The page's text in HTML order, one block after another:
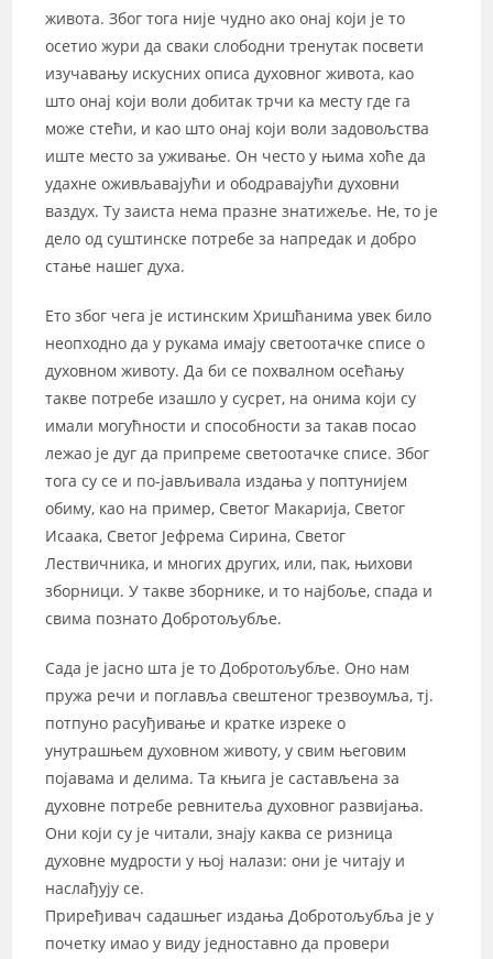
живота. Због тога није чудно ако онај који је то
осетио жури да сваки слободни тренутак посвети
изучавању искусних описа духовног живота, као
што онај који воли добитак трчи ка месту где га
може стећи, и као што онај који воли задовољства
иште место за уживање. Он често у њима хоће да
удахне оживљавајући и ободравајући духовни
ваздух. Ту заиста нема празне знатижеље. Не, то је
дело од суштинске потребе за напредак и добро
стање нашег духа.
Ето због чега је истинским Хришћанима увек било
неопходно да у рукама имају светоотачке списе о
духовном животу. Да би се похвалном осећању
такве потребе изашло у сусрет, на онима који су
имали могућности и способности за такав посао
лежао је дуг да припреме светоотачке списе. Због
тога су се и по-јављивала издања у поптунијем
обиму, као на пример, Светог Макарија, Светог
Исаака, Светог Јефрема Сирина, Светог
Лествичника, и многих других, или, пак, њихови
зборници. У такве зборнике, и то најбоље, спада и
свима познато Добротољубље.
Сада је јасно шта је то Добротољубље. Оно нам
пружа речи и поглавља свештеног трезвоумља, тј.
потпуно расуђивање и кратке изреке о
унутрашњем духовном животу, у свим његовим
појавама и делима. Та књига је састављена за
духовне потребе ревнитеља духовног развијања.
Они који су је читали, знају каква се ризница
духовне мудрости у њој налази: они је читају и
наслађују се.
Приређивач садашњег издања Добротољубља је у
почетку имао у виду једноставно да провери